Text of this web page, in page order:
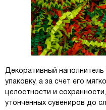
Декоративный
упаковку, а за счет его
целостности и
утонченных сувениров до